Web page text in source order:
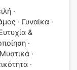
Γυναίκα
&
Μυστικά